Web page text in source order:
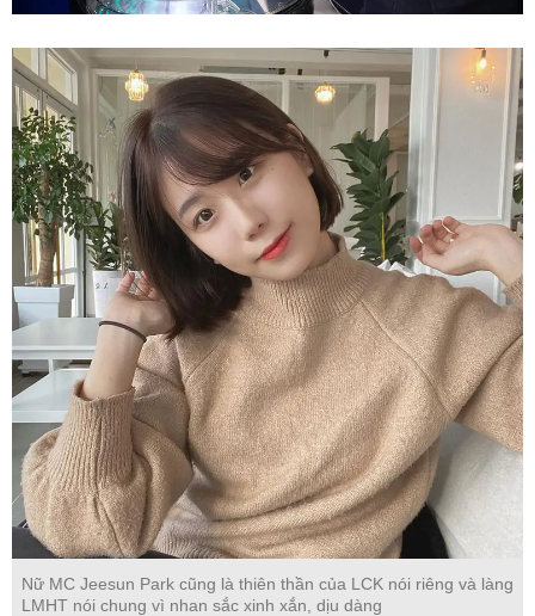
Nữ MC Jeesun Park cũng là thiên thần của LCK nói riêng và làng
LMHT nói chung vì nhan sắc xinh xắn, dịu dàng